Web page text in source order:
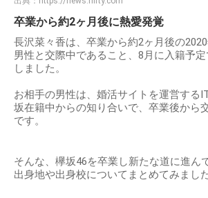
卒業から約2ヶ月後に熱愛発覚
長沢菜々香は、卒業から約2ヶ月後の
男性と交際中であること、8月に入籍予
しました。
お相手の男性は、婚活サイトを運営する
坂在籍中からの知り合いで、卒業後から
です。
そんな、欅坂46を卒業し新たな道に進ん
出身地や出身校についてまとめてみました